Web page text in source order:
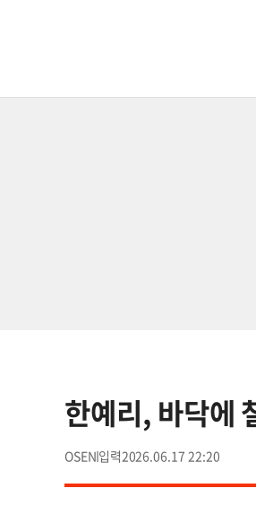
한예리, 바닥에
OSEN 2026.06.17 22:20